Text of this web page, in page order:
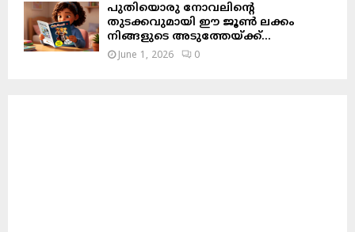
പുതിയൊരു നോവലിന്റെ
തുടക്കവുമായി ഈ ജൂൺ ലക്കം
നിങ്ങളുടെ അടുത്തേയ്ക്ക്…
June 1, 2026 0